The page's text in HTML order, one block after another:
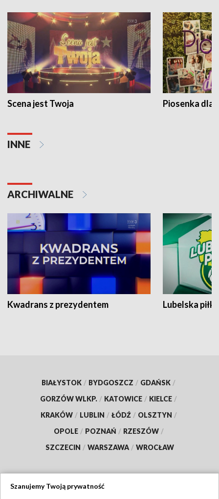
Scena jest Twoja Piosenka dla
INNE
ARCHIWALNE
Kwadrans z prezydentem Lubelska piłka
BIAŁYSTOK / BYDGOSZCZ / GDAŃSK /
GORZÓW WLKP. / KATOWICE / KIELCE /
KRAKÓW / LUBLIN / ŁÓDŹ / OLSZTYN /
OPOLE / POZNAŃ / RZESZÓW /
SZCZECIN / WARSZAWA / WROCŁAW
Szanujemy Twoją prywatność